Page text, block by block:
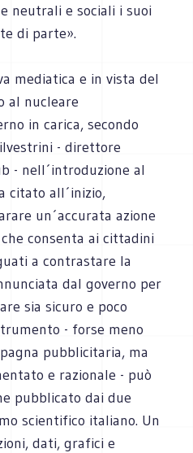
neutrali e sociali i suoi
di parte».
mediatica e in vista del
al nucleare
in carica, secondo
- direttore
- nell´introduzione al
citato all´inizio,
un´accurata azione
consenta ai cittadini
a contrastare la
dal governo per
sia sicuro e poco
- forse meno
pubblicitaria, ma
e razionale - può
pubblicato dai due
scientifico italiano. Un
dati, grafici e